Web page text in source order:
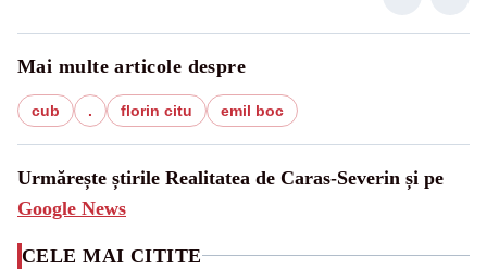
Mai multe articole despre
cub . florin citu emil boc
Urmărește știrile Realitatea de Caras-Severin și pe
Google News
CELE MAI CITITE